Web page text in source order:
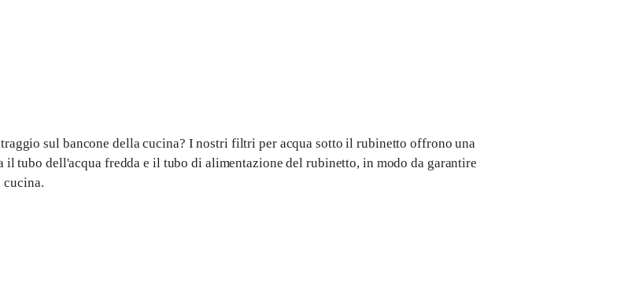
sul bancone della cucina? I nostri filtri per acqua sotto il rubinetto offrono una
tubo dell'acqua fredda e il tubo di alimentazione del rubinetto, in modo da garantire
cucina.